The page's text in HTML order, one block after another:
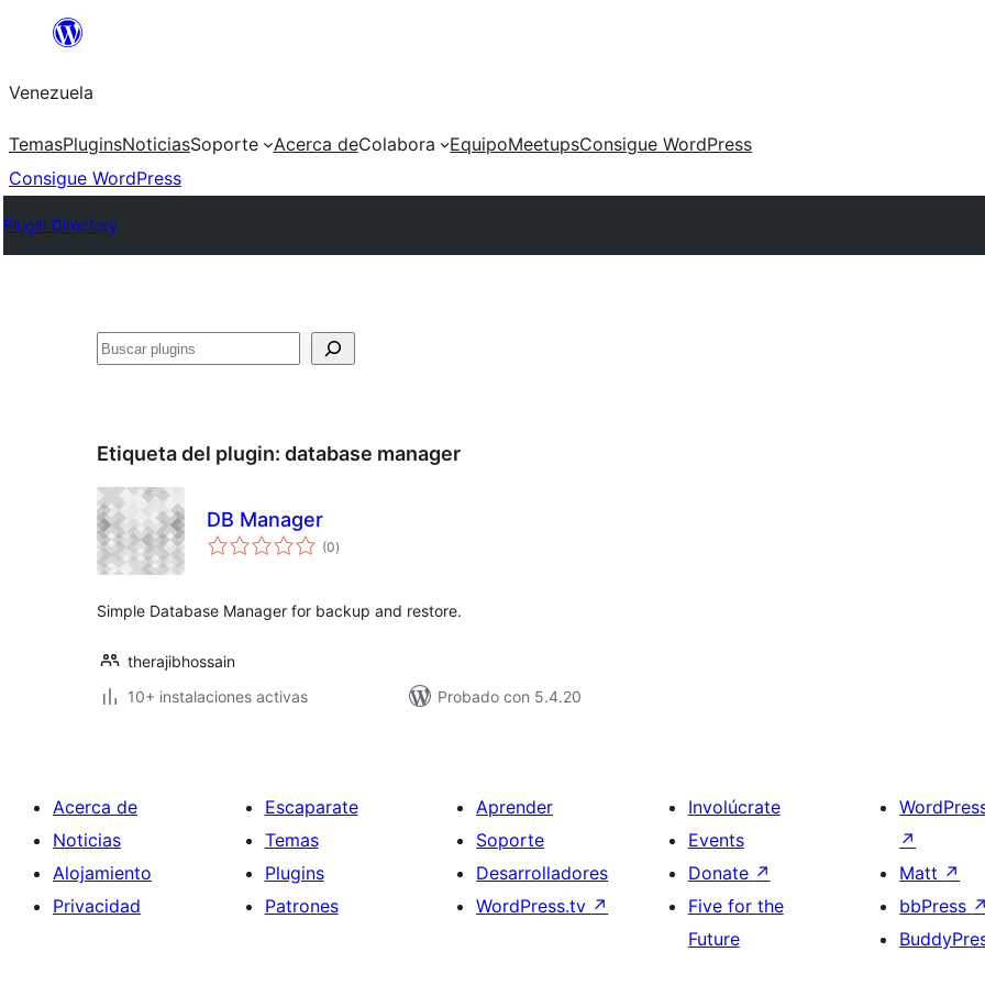
Saltar
contenido
Venezuela
TemasPluginsNoticiasSoporte Acerca deColabora EquipoMeetupsConsigue WordPress
Consigue WordPress
Plugin Directory
Buscar
Etiqueta del plugin: database manager
DB Manager
(0total
de
)
Simple Database Manager for backup and restore.
therajibhossain
10+ instalaciones activas
Probado con 5.4.20
Acerca de
Noticias
Alojamiento
Privacidad
Escaparate
Temas
Plugins
Patrones
Aprender
Soporte
Desarrolladores
WordPress.tv ↗
Involúcrate
Events
Donate ↗
Five for the
Future
↗
Matt ↗
bbPress ↗